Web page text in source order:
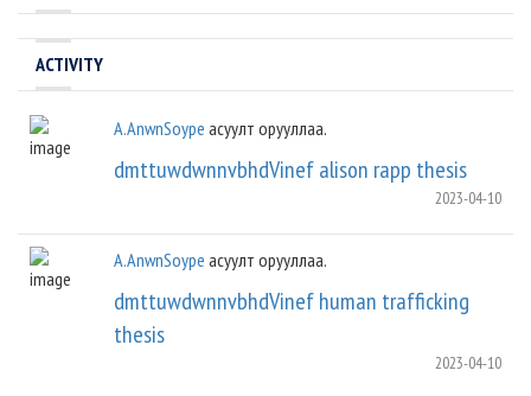
ACTIVITY
A.AnwnSoype асуулт орууллаа.
dmttuwdwnnvbhdVinef alison rapp thesis
2023-04-10
A.AnwnSoype асуулт орууллаа.
dmttuwdwnnvbhdVinef human trafficking
thesis
2023-04-10